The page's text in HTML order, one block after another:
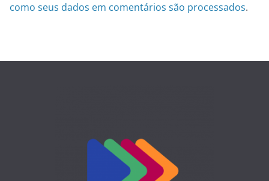
como seus dados em comentários são processados.